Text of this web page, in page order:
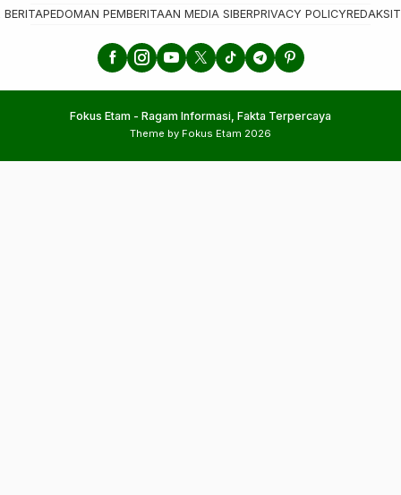
BERITAPEDOMAN PEMBERITAAN MEDIA SIBERPRIVACY POLICYREDAKSI
Fokus Etam - Ragam Informasi, Fakta Terpercaya
Theme by Fokus Etam 2026